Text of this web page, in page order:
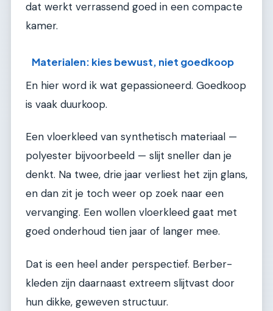
dat werkt verrassend goed in een compacte
kamer.
Materialen: kies bewust, niet goedkoop
En hier word ik wat gepassioneerd. Goedkoop
is vaak duurkoop.
Een vloerkleed van synthetisch materiaal —
polyester bijvoorbeeld — slijt sneller dan je
denkt. Na twee, drie jaar verliest het zijn glans,
en dan zit je toch weer op zoek naar een
vervanging. Een wollen vloerkleed gaat met
goed onderhoud tien jaar of langer mee.
Dat is een heel ander perspectief. Berber-
kleden zijn daarnaast extreem slijtvast door
hun dikke, geweven structuur.